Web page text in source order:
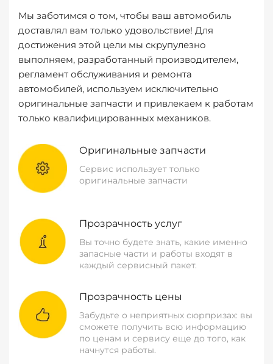
Мы заботимся о том, чтобы ваш автомобиль
доставлял вам только удовольствие! Для
достижения этой цели мы скрупулезно
выполняем, разработанный производителем,
регламент обслуживания и ремонта
автомобилей, используем исключительно
оригинальные запчасти и привлекаем к работам
только квалифицированных механиков.
Оригинальные запчасти
Сервис использует только
оригинальные запчасти
Прозрачность услуг
Вы точно будете знать, какие именно
запасные части и работы входят в
каждый сервисный пакет.
Прозрачность цены
Забудьте о неприятных сюрпризах: вы
сможете получить всю информацию
по ценам и сервису еще до того, как
начнутся работы.